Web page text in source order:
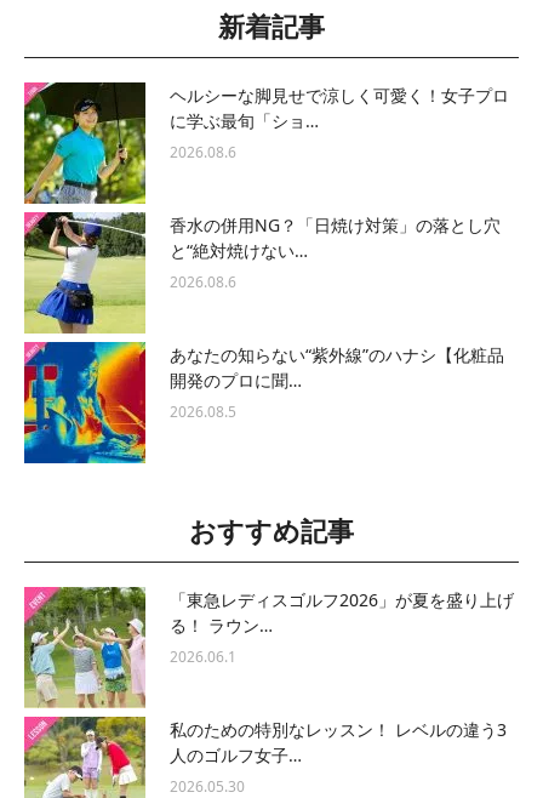
新着記事
ヘルシーな脚見せで涼しく可愛く！女子プロ
に学ぶ最旬「ショ…
2026.08.6
香水の併用NG？「日焼け対策」の落とし穴
と“絶対焼けない…
2026.08.6
あなたの知らない“紫外線”のハナシ【化粧品
開発のプロに聞…
2026.08.5
おすすめ記事
「東急レディスゴルフ2026」が夏を盛り上げ
る！ ラウン…
2026.06.1
私のための特別なレッスン！ レベルの違う3
人のゴルフ女子…
2026.05.30